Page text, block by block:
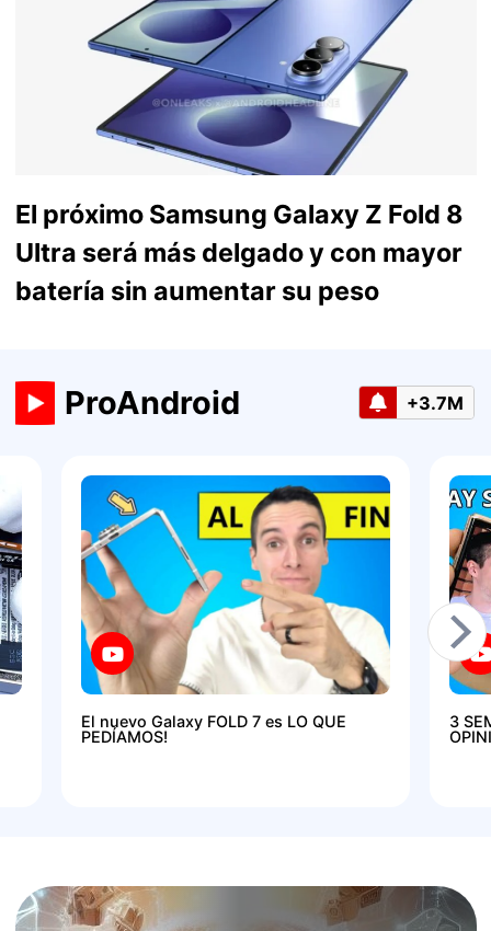
El próximo Samsung Galaxy Z Fold 8
Ultra será más delgado y con mayor
batería sin aumentar su peso
ProAndroid +3.7M
El nuevo Galaxy FOLD 7 es LO QUE
PEDÍAMOS!
3